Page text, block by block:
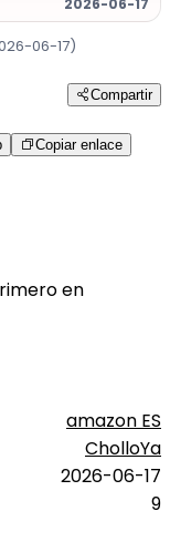
2026-06-17
06-17)
Compartir
Copiar enlace
en
amazon ES
CholloYa
2026-06-17
9